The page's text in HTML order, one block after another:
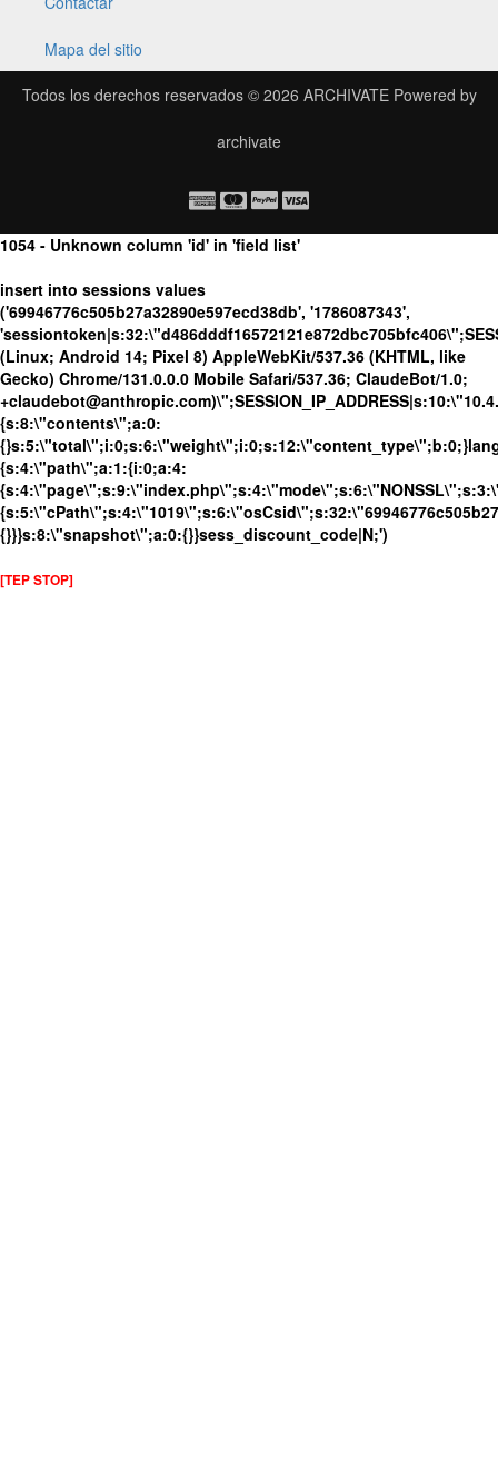
Mapa del sitio
Todos los derechos reservados © 2026 ARCHIVATEPowered by
archivate
1054 - Unknown column 'id' in 'field list'
insert into sessions values
('69946776c505b27a32890e597ecd38db', '1786087343',
(Linux; Android 14; Pixel 8) AppleWebKit/537.36 (KHTML, like
Gecko) Chrome/131.0.0.0 Mobile Safari/537.36; ClaudeBot/1.0;
{s:8:\"contents\";a:0:
{s:4:\"path\";a:1:{i:0;a:4:
{}}}s:8:\"snapshot\";a:0:{}}sess_discount_code|N;')
[TEP STOP]